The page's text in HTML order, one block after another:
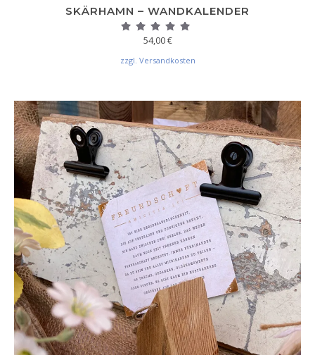
SKÄRHAMN – WANDKALENDER
Bewertet mit
5.00
54,00€
zzgl. Versandkosten